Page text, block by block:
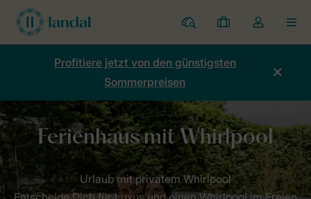
Ferienparks
Meine
Buchungen
Dropdown-
Menü
Kontos
Profitiere jetzt von den günstigsten
Sommerpreisen